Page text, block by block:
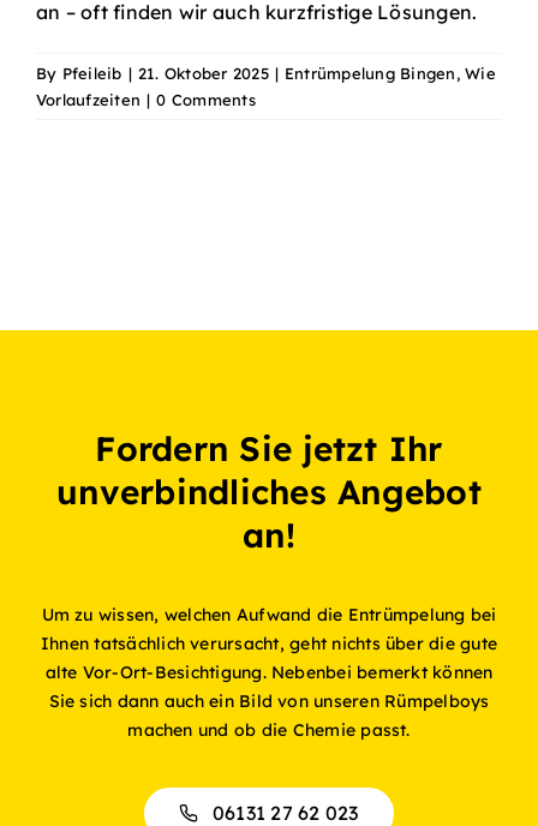
an – oft finden wir auch kurzfristige Lösungen.
By Pfeileib | 21. Oktober 2025 | Entrümpelung Bingen,Wie
Vorlaufzeiten | 0 Comments
Fordern Sie jetzt Ihr
unverbindliches Angebot
an!
Um zu wissen, welchen Aufwand die Entrümpelung bei
Ihnen tatsächlich verursacht, geht nichts über die gute
alte Vor-Ort-Besichtigung. Nebenbei bemerkt können
Sie sich dann auch ein Bild von unseren Rümpelboys
machen und ob die Chemie passt.
06131 27 62 023